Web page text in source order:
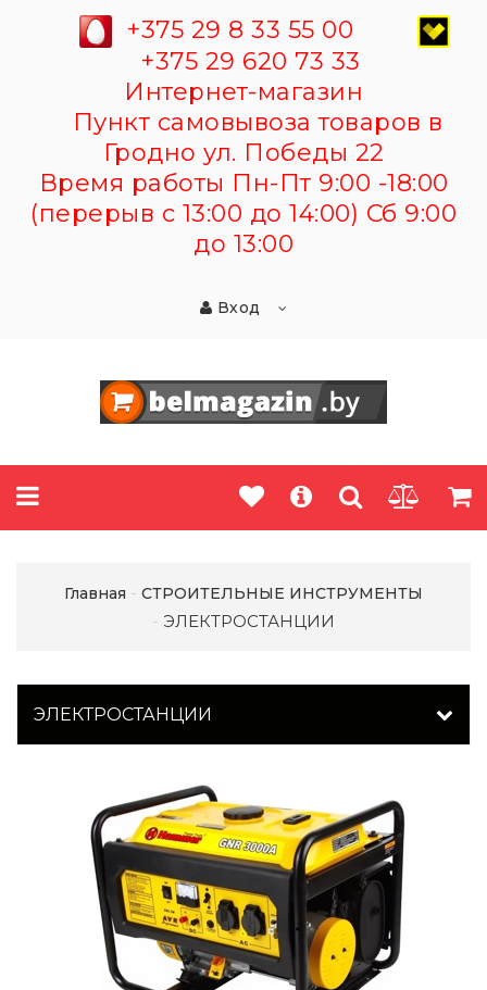
+375 29 8 33 55 00
+375 29 620 73 33
Интернет-магазин
Пункт самовывоза товаров в
Гродно ул. Победы 22
Время работы Пн-Пт 9:00 -18:00
(перерыв с 13:00 до 14:00) Сб 9:00
до 13:00
Вход
Главная СТРОИТЕЛЬНЫЕ ИНСТРУМЕНТЫ
ЭЛЕКТРОСТАНЦИИ
ЭЛЕКТРОСТАНЦИИ